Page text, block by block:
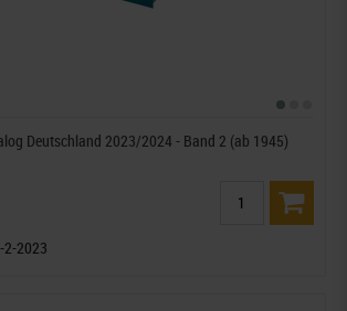
Deutschland 2023/2024 - Band 2 (ab 1945)
2-2023